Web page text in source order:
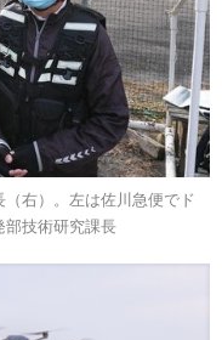
右）。左は佐川急便でド
部技術研究課長